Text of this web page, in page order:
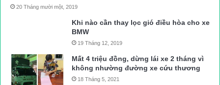
20 Tháng mười một, 2019
Khi nào cần thay lọc gió điều hòa cho xe
BMW
19 Tháng 12, 2019
Mất 4 triệu đồng, dừng lái xe 2 tháng vì
không nhường đường xe cứu thương
18 Tháng 5, 2021